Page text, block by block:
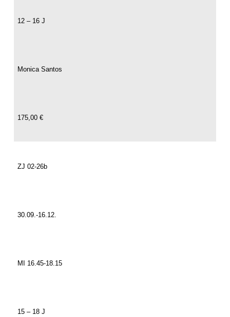
12 – 16 J
Monica Santos
175,00 €
ZJ 02-26b
30.09.-16.12.
MI 16.45-18.15
15 – 18 J